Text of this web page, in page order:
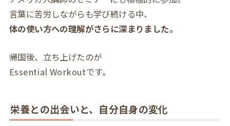
言葉に苦労しながらも学び続ける中、
体の使い方への理解がさらに深まりました。
帰国後、立ち上げたのが
Essential Workoutです。
栄養との出会いと、自分自身の変化